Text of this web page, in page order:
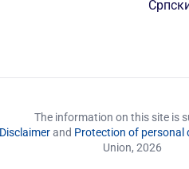
The information on this site is
Disclaimerand Protection of personal
Union, 2026